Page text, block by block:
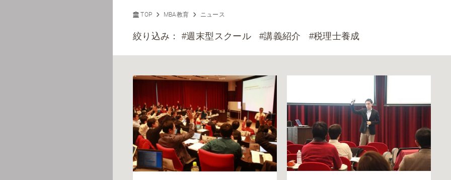
TOP MBA教育 ニュース
絞り込み：#週末型スクール #講義紹介 #税理士養成